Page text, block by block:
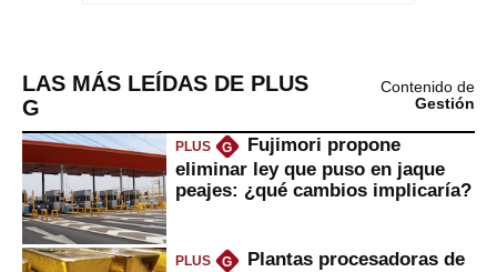
LAS MÁS LEÍDAS DE PLUS
G
Contenido de
Gestión
PLUS G
Fujimori propone
eliminar ley que puso en jaque
peajes: ¿qué cambios implicaría?
PLUS G
Plantas procesadoras de